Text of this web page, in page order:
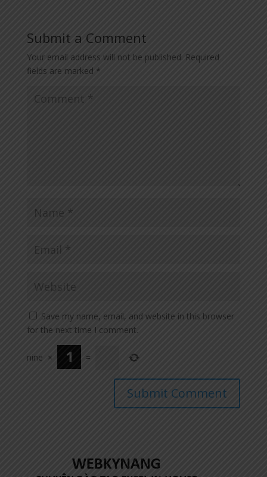
Submit a Comment
Your email address will not be published. Required
fields are marked *
Save my name, email, and website in this browser
for the next time I comment.
nine × =